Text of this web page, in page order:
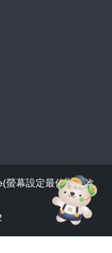
螢幕設定最佳顯示效